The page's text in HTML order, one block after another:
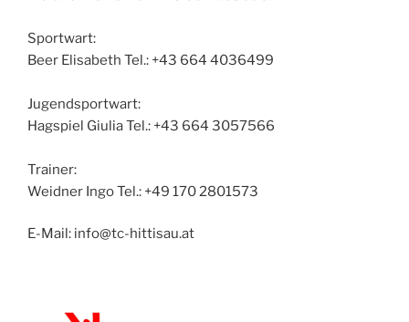
Sportwart:
Beer Elisabeth Tel.: +43 664 4036499
Jugendsportwart:
Hagspiel Giulia Tel.: +43 664 3057566
Trainer:
Weidner Ingo Tel.: +49 170 2801573
E-Mail: info@tc-hittisau.at